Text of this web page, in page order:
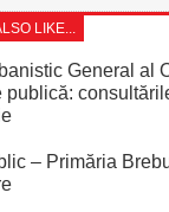
LIKE...
General al
publică:
– Primăria